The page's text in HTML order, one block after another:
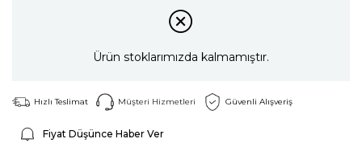
Ürün stoklarımızda kalmamıştır.
Hızlı Teslimat Müşteri Hizmetleri Güvenli Alışveriş
Fiyat Düşünce Haber Ver